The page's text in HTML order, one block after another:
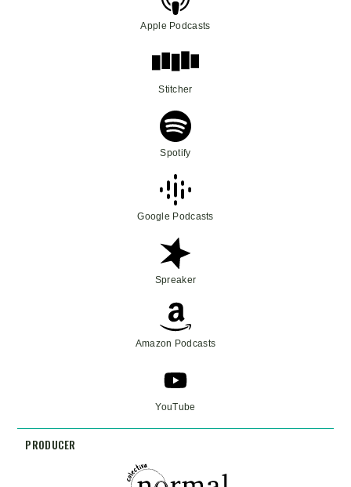
Apple Podcasts
Stitcher
Spotify
Google Podcasts
Spreaker
Amazon Podcasts
YouTube
PRODUCER